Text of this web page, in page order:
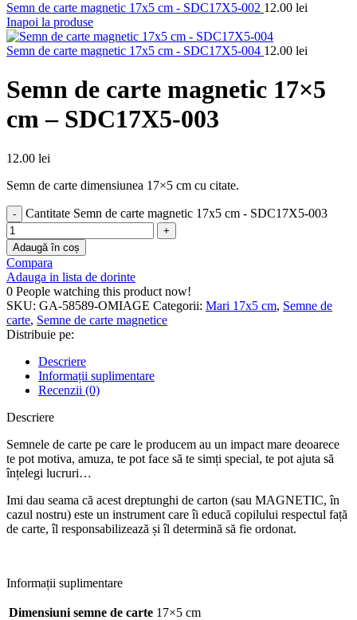
Semn de carte magnetic 17x5 cm - SDC17X5-002 12.00 lei
Inapoi la produse
Semn de carte magnetic 17x5 cm - SDC17X5-004 12.00 lei
Semn de carte magnetic 17×5
cm – SDC17X5-003
12.00 lei
Semn de carte dimensiunea 17×5 cm cu citate.
Cantitate Semn de carte magnetic 17x5 cm - SDC17X5-003
Adaugă în coș
Compara
Adauga in lista de dorinte
0 People watching this product now!
SKU: GA-58589-OMIAGE Categorii: Mari 17x5 cm, Semne de
carte, Semne de carte magnetice
Distribuie pe:
Descriere
Informații suplimentare
Recenzii (0)
Descriere
Semnele de carte pe care le producem au un impact mare deoarece
te pot motiva, amuza, te pot face să te simți special, te pot ajuta să
înțelegi lucruri…
Imi dau seama că acest dreptunghi de carton (sau MAGNETIC, în
cazul nostru) este un instrument care îi educă copilului respectul față
de carte, îl responsabilizează și îl determină să fie ordonat.
Informații suplimentare
Dimensiuni semne de carte 17×5 cm